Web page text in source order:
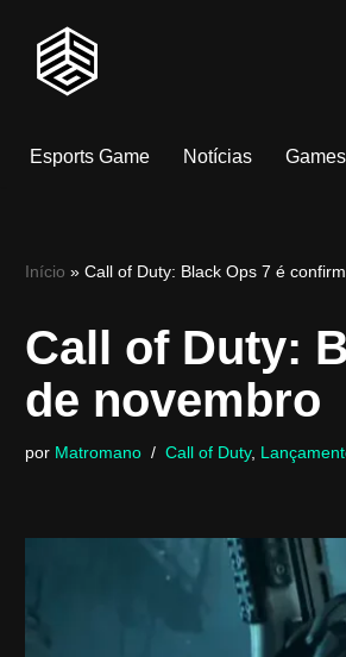
Pular
conteúdo
Esports Game Notícias Games
Início » Call of Duty: Black Ops 7 é
Call of Duty:
de novembro
por Matromano Call of Duty,